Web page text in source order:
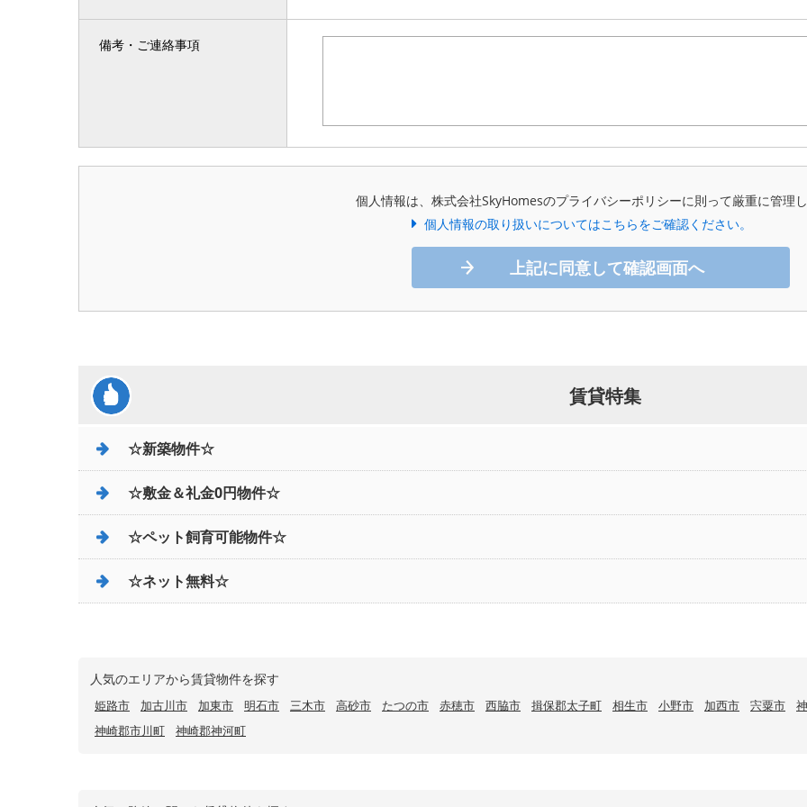
備考・ご連絡事項
個人情報は、株式会社SkyHomesのプライバシーポリシーに則って厳重に管理
個人情報の取り扱いについてはこちらをご確認ください。
上記に同意して確認画面へ
賃貸特集
☆新築物件☆
☆敷金＆礼金0円物件☆
☆ペット飼育可能物件☆
☆ネット無料☆
人気のエリアから賃貸物件を探す
姫路市 加古川市 加東市 明石市 三木市 高砂市 たつの市 赤穂市 西脇市 揖保郡太子町 相生市 小野市 加西市 宍粟市
神崎郡市川町
神崎郡神河町